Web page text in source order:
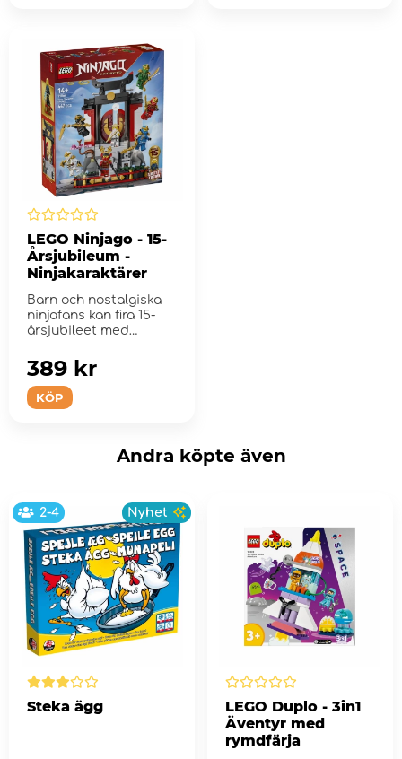
LEGO Ninjago - 15-
Årsjubileum -
Ninjakaraktärer
Barn och nostalgiska
ninjafans kan fira 15-
årsjubileet med
KÖP
389 kr
Andra köpte även
2-4 Nyhet
Steka ägg
LEGO Duplo - 3in1
Äventyr med
rymdfärja